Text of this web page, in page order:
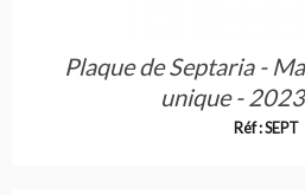
Plaque de Septaria -
unique -
Réf : SEPT